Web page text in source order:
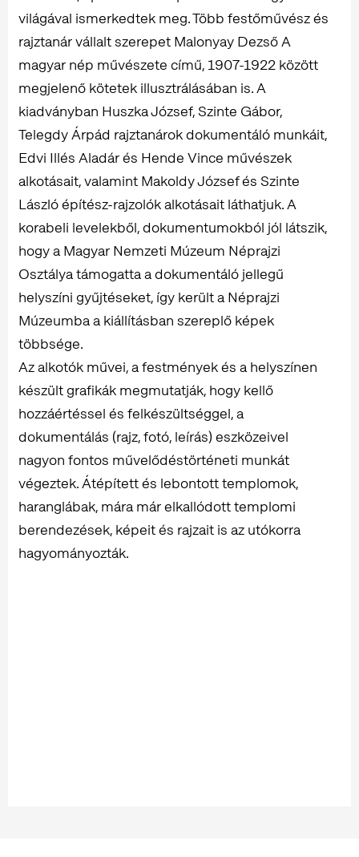
világával ismerkedtek meg. Több festőművész és
rajztanár vállalt szerepet Malonyay Dezső A
magyar nép művészete című, 1907-1922 között
megjelenő kötetek illusztrálásában is. A
kiadványban Huszka József, Szinte Gábor,
Telegdy Árpád rajztanárok dokumentáló munkáit,
Edvi Illés Aladár és Hende Vince művészek
alkotásait, valamint Makoldy József és Szinte
László építész-rajzolók alkotásait láthatjuk. A
korabeli levelekből, dokumentumokból jól látszik,
hogy a Magyar Nemzeti Múzeum Néprajzi
Osztálya támogatta a dokumentáló jellegű
helyszíni gyűjtéseket, így került a Néprajzi
Múzeumba a kiállításban szereplő képek
többsége.
Az alkotók művei, a festmények és a helyszínen
készült grafikák megmutatják, hogy kellő
hozzáértéssel és felkészültséggel, a
dokumentálás (rajz, fotó, leírás) eszközeivel
nagyon fontos művelődéstörténeti munkát
végeztek. Átépített és lebontott templomok,
haranglábak, mára már elkallódott templomi
berendezések, képeit és rajzait is az utókorra
hagyományozták.